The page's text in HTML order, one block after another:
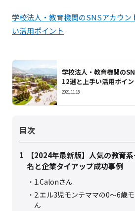
学校法人・教育機関のSNSアカウン
い活用ポイント
学校法人・教育機関の
12選と上手い活用ポイ
2021.11.18
目次
1
【2024年最新版】人気の教育
名と企業タイアップ成功事例
1.Calonさん
2.エル3児モンテママの0〜6歳
ん